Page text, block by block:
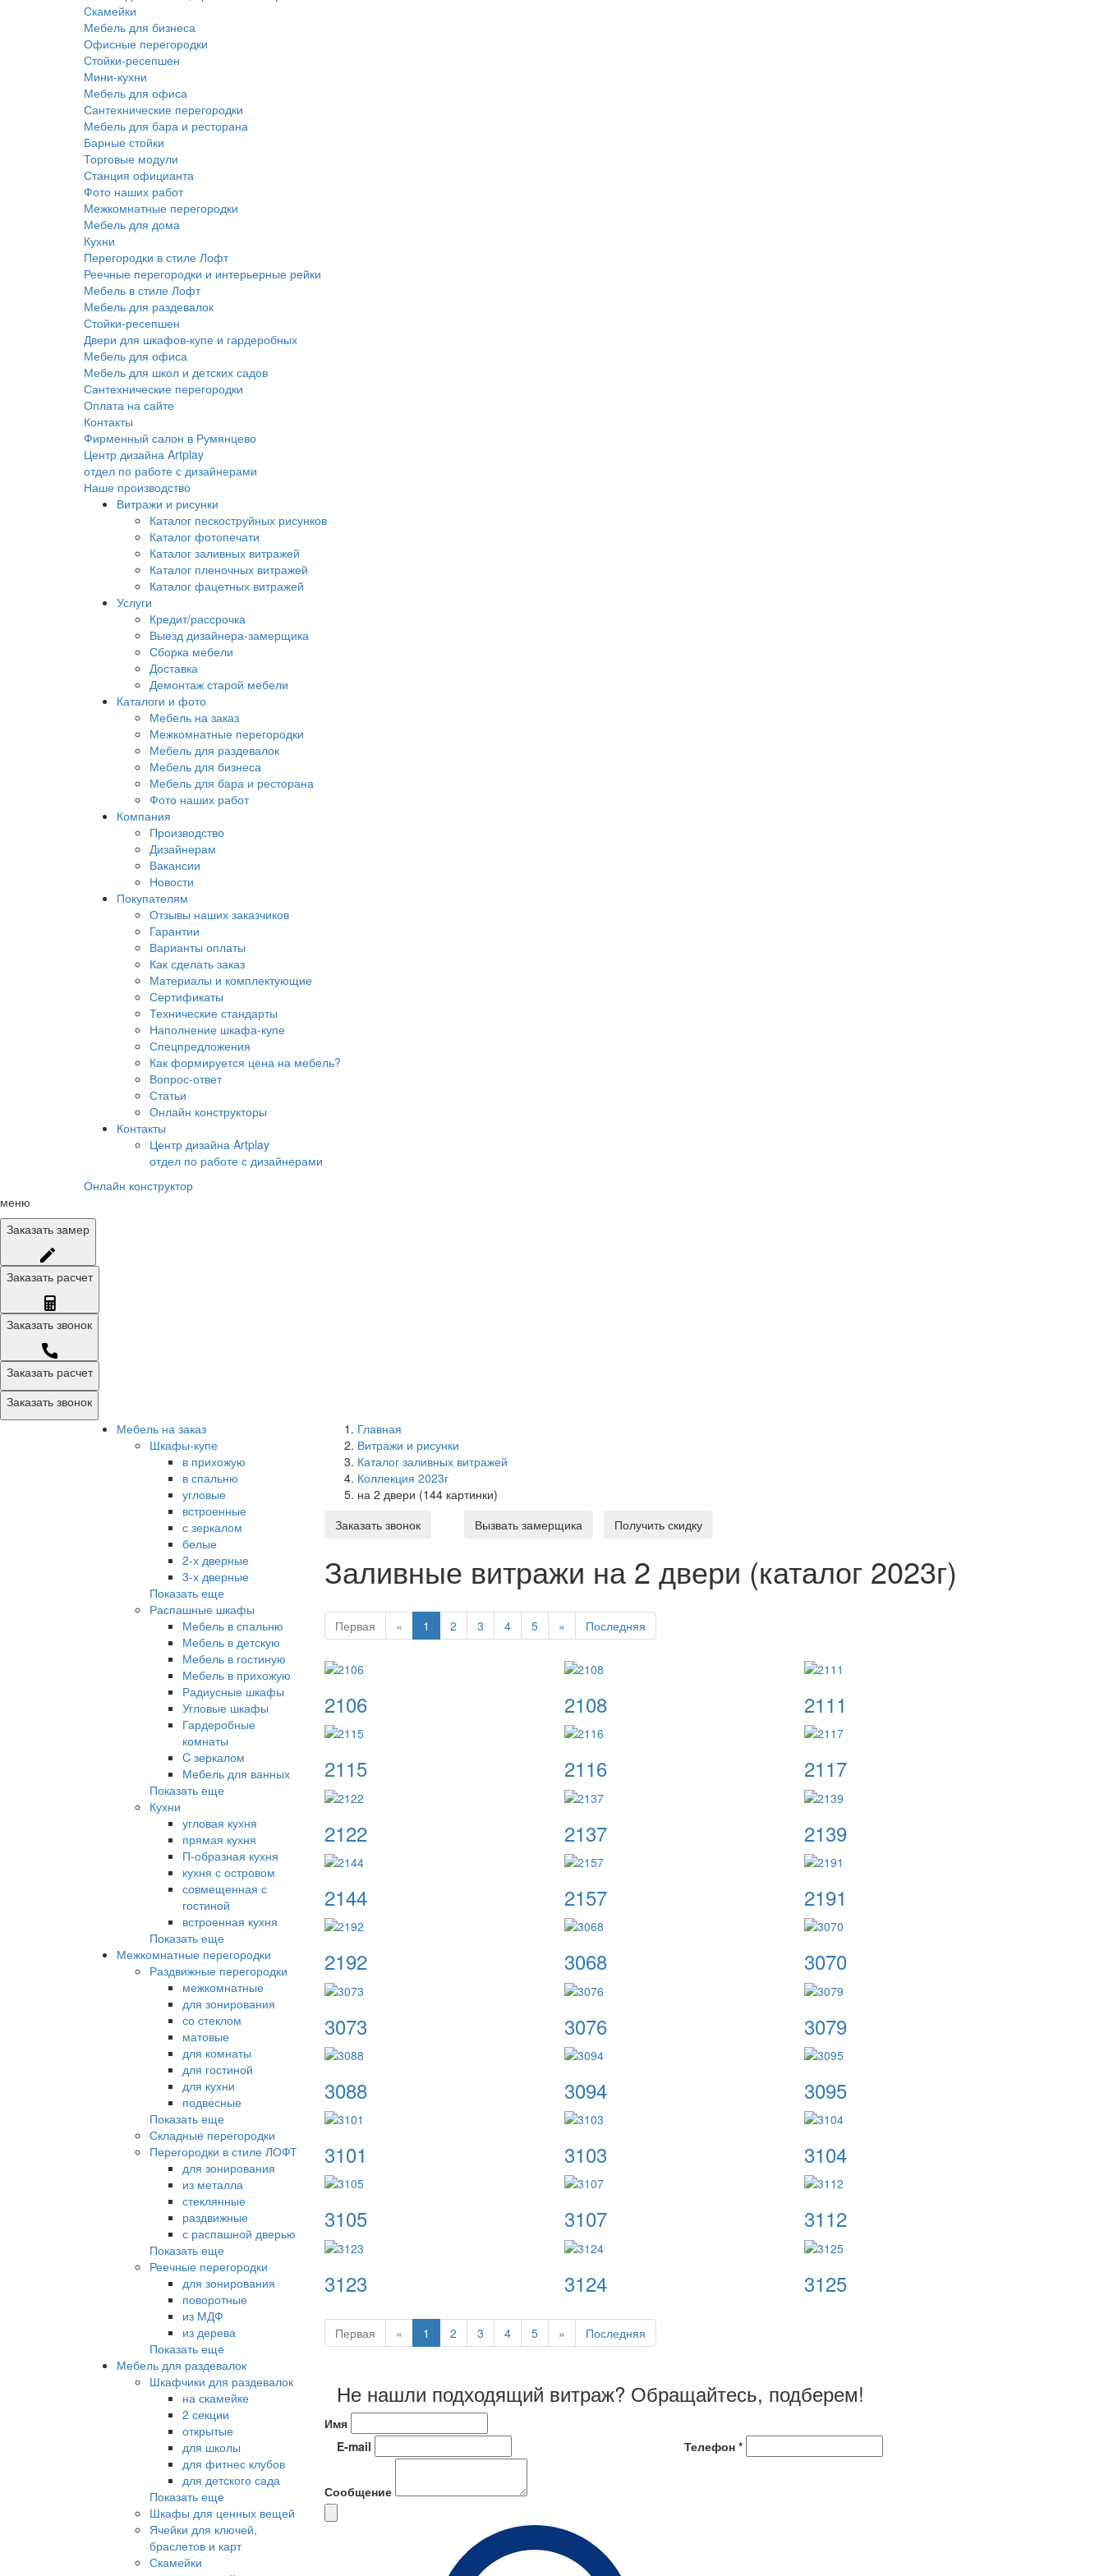
Скамейки
Мебель для бизнеса
Офисные перегородки
Стойки-ресепшен
Мини-кухни
Мебель для офиса
Сантехнические перегородки
Мебель для бара и ресторана
Барные стойки
Торговые модули
Станция официанта
Фото наших работ
Межкомнатные перегородки
Мебель для дома
Кухни
Перегородки в стиле Лофт
Реечные перегородки и интерьерные рейки
Мебель в стиле Лофт
Мебель для раздевалок
Стойки-ресепшен
Двери для шкафов-купе и гардеробных
Мебель для офиса
Мебель для школ и детских садов
Сантехнические перегородки
Оплата на сайте
Контакты
Фирменный салон в Румянцево
Центр дизайна Artplay
отдел по работе с дизайнерами
Наше производство
Витражи и рисунки
Каталог пескоструйных рисунков
Каталог фотопечати
Каталог заливных витражей
Каталог пленочных витражей
Каталог фацетных витражей
Услуги
Кредит/рассрочка
Выезд дизайнера-замерщика
Сборка мебели
Доставка
Демонтаж старой мебели
Каталоги и фото
Мебель на заказ
Межкомнатные перегородки
Мебель для раздевалок
Мебель для бизнеса
Мебель для бара и ресторана
Фото наших работ
Компания
Производство
Дизайнерам
Вакансии
Новости
Покупателям
Отзывы наших заказчиков
Гарантии
Варианты оплаты
Как сделать заказ
Материалы и комплектующие
Сертификаты
Технические стандарты
Наполнение шкафа-купе
Спецпредложения
Как формируется цена на мебель?
Вопрос-ответ
Статьи
Онлайн конструкторы
Контакты
Центр дизайна Artplay
отдел по работе с дизайнерами
Онлайн конструктор
меню
Заказать замер
Заказать расчет
Заказать звонок
Заказать расчет
Заказать звонок
Мебель на заказ
Шкафы-купе
в прихожую
в спальню
угловые
встроенные
с зеркалом
белые
2-х дверные
3-х дверные
Показать еще
Распашные шкафы
Мебель в спальню
Мебель в детскую
Мебель в гостиную
Мебель в прихожую
Радиусные шкафы
Угловые шкафы
Гардеробные
комнаты
C зеркалом
Мебель для ванных
Показать еще
Кухни
угловая кухня
прямая кухня
П-образная кухня
кухня с островом
совмещенная с
гостиной
встроенная кухня
Показать еще
Межкомнатные перегородки
Раздвижные перегородки
межкомнатные
для зонирования
со стеклом
матовые
для комнаты
для гостиной
для кухни
подвесные
Показать еще
Складные перегородки
Перегородки в стиле ЛОФТ
для зонирования
из металла
стеклянные
раздвижные
с распашной дверью
Показать еще
Реечные перегородки
для зонирования
поворотные
из МДФ
из дерева
Показать еще
Мебель для раздевалок
Шкафчики для раздевалок
на скамейке
2 секции
открытые
для школы
для фитнес клубов
для детского сада
Показать еще
Шкафы для ценных вещей
Ячейки для ключей,
браслетов и карт
Скамейки
Главная
Витражи и рисунки
Каталог заливных витражей
Коллекция 2023г
на 2 двери (144 картинки)
Заказать звонок
Вызвать замерщика Получить скидку
Заливные витражи на 2 двери (каталог 2023г)
Первая « 1 2 3 4 5 » Последняя
2106 2108 2111
2115 2116 2117
2122 2137 2139
2144 2157 2191
2192 3068 3070
3073 3076 3079
3088 3094 3095
3101 3103 3104
3105 3107 3112
3123 3124 3125
Первая « 1 2 3 4 5 » Последняя
Не нашли подходящий витраж? Обращайтесь, подберем!
Имя
E-mail
Телефон *
Сообщение